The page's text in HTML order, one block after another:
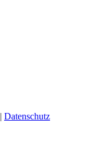
| Datenschutz